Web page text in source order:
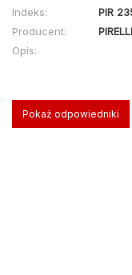
Indeks:
PIR
Producent:
PIRELLI
Opis:
Pokaż odpowiedniki